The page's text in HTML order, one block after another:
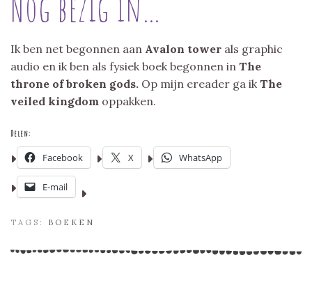
Ik ben net begonnen aan Avalon tower als graphic
audio en ik ben als fysiek boek begonnen in The
throne of broken gods. Op mijn ereader ga ik The
veiled kingdom oppakken.
Delen:
Facebook X WhatsApp
E-mail
TAGS: BOEKEN